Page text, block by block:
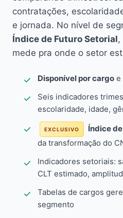
contratações,
e jornada. No nível de
Índice de Futuro Setorial,
mede pra onde o setor
Disponível por cargo e
Seis indicadores
escolaridade, idade,
EXCLUSIVO Índice
da transformação do
Indicadores setoriais:
CLT estimado,
Tabelas de cargos
segmento